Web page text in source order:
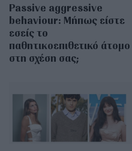
Passive aggressive
behaviour: Μήπως είστε
εσείς το
παθητικοεπιθετικό άτομο
στη σχέση σας;